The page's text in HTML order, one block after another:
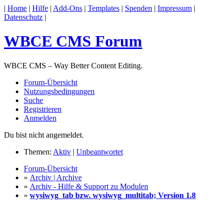
| Home | Hilfe | Add-Ons | Templates | Spenden | Impressum |
Datenschutz |
WBCE CMS Forum
WBCE CMS – Way Better Content Editing.
Forum-Übersicht
Nutzungsbedingungen
Suche
Registrieren
Anmelden
Du bist nicht angemeldet.
Themen: Aktiv | Unbeantwortet
Forum-Übersicht
» Archiv | Archive
» Archiv - Hilfe & Support zu Modulen
» wysiwyg_tab bzw. wysiwyg_multitab; Version 1.8